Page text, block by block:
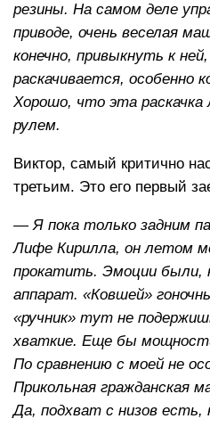
резины. На самом деле
приводе, очень веселая
конечно, привыкнуть к
раскачивается, особенно
Хорошо, что эта раскачка
рулем.
Виктор, самый критично
третьим. Это его первый
— Я пока только задним
Лифе Кирилла, он летом
прокатить. Эмоции были,
аппарат. «Ковшей»
«ручник» тут не
хваткие. Еще бы
По сравнению с моей не
Прикольная гражданская
Да, подхват с низов